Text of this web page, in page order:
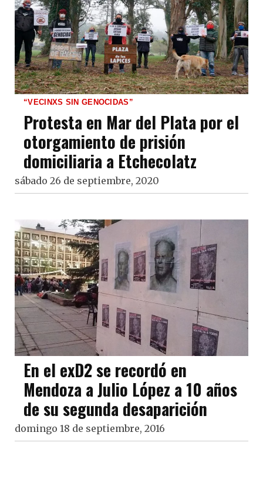
“VECINXS SIN GENOCIDAS”
Protesta en Mar del Plata por el
otorgamiento de prisión
domiciliaria a Etchecolatz
sábado 26 de septiembre, 2020
En el exD2 se recordó en
Mendoza a Julio López a 10 años
de su segunda desaparición
domingo 18 de septiembre, 2016